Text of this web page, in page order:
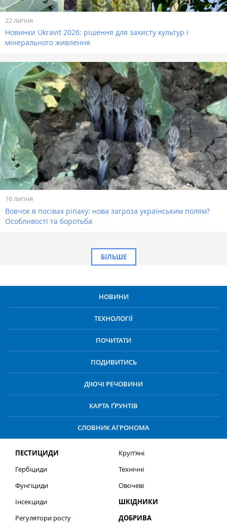
22 липня
Новинки Ukravit 2026: рішення для захисту культур і
мінерального живлення
16 липня
Вовчок в посівах ріпаку: нова загроза українським полям?
Особливості та боротьба
БІЛЬШЕ
НОВИНИ
ТЕХНОЛОГІЇ
ПОЧИТАТИ
ПОДИВИТИСЬ
ДІЮЧІ РЕЧОВИНИ
КАРТА ҐРУНТІВ
СЛОВНИК АГРОНОМА
ПЕСТИЦИДИ
Гербіциди
Фунгіциди
Інсекциди
Регулятори росту
Круп’яні
Технічні
Овочеві
ШКІДНИКИ
ДОБРИВА